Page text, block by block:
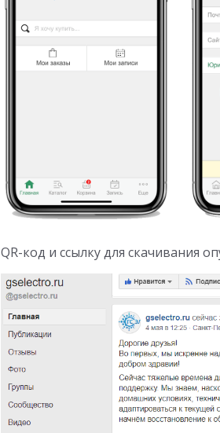
QR-код и ссылку для скачивания